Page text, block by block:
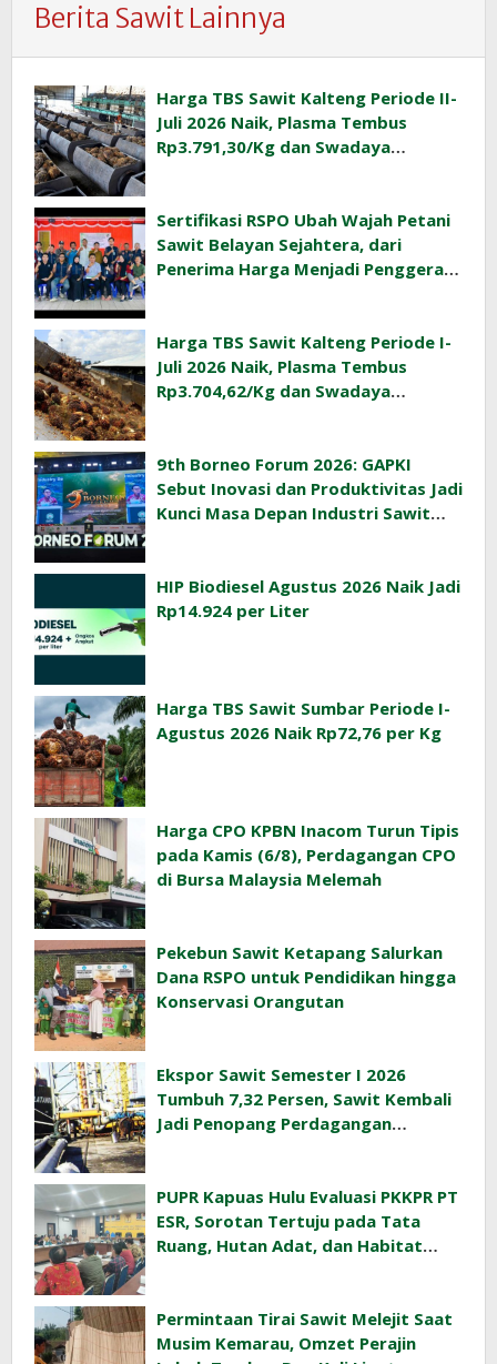
Berita Sawit Lainnya
Harga TBS Sawit Kalteng Periode II-
Juli 2026 Naik, Plasma Tembus
Rp3.791,30/Kg dan Swadaya
Sertifikasi RSPO Ubah Wajah Petani
Sawit Belayan Sejahtera, dari
Penerima Harga Menjadi Penggerak
Harga TBS Sawit Kalteng Periode I-
Juli 2026 Naik, Plasma Tembus
Rp3.704,62/Kg dan Swadaya
9th Borneo Forum 2026: GAPKI
Sebut Inovasi dan Produktivitas Jadi
Kunci Masa Depan Industri Sawit
HIP Biodiesel Agustus 2026 Naik Jadi
Rp14.924 per Liter
Harga TBS Sawit Sumbar Periode I-
Agustus 2026 Naik Rp72,76 per Kg
Harga CPO KPBN Inacom Turun Tipis
pada Kamis (6/8), Perdagangan CPO
di Bursa Malaysia Melemah
Pekebun Sawit Ketapang Salurkan
Dana RSPO untuk Pendidikan hingga
Konservasi Orangutan
Ekspor Sawit Semester I 2026
Tumbuh 7,32 Persen, Sawit Kembali
Jadi Penopang Perdagangan
PUPR Kapuas Hulu Evaluasi PKKPR PT
ESR, Sorotan Tertuju pada Tata
Ruang, Hutan Adat, dan Habitat
Permintaan Tirai Sawit Melejit Saat
Musim Kemarau, Omzet Perajin